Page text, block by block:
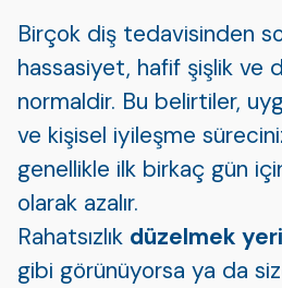
Birçok diş tedavisinden
hassasiyet, hafif şişlik ve
normaldir. Bu belirtiler,
ve kişisel iyileşme
genellikle ilk birkaç gün
olarak azalır.
Rahatsızlık düzelmek
gibi görünüyorsa ya da